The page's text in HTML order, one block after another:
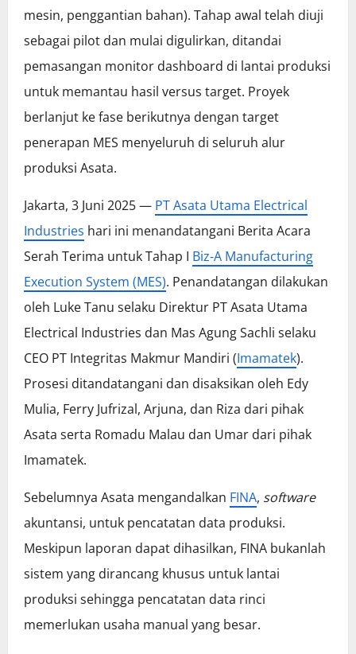
mesin, penggantian bahan). Tahap awal telah diuji
sebagai pilot dan mulai digulirkan, ditandai
pemasangan monitor dashboard di lantai produksi
untuk memantau hasil versus target. Proyek
berlanjut ke fase berikutnya dengan target
penerapan MES menyeluruh di seluruh alur
produksi Asata.
Jakarta, 3 Juni 2025 — PT Asata Utama Electrical
Industries hari ini menandatangani Berita Acara
Serah Terima untuk Tahap I Biz‑A Manufacturing
Execution System (MES). Penandatangan dilakukan
oleh Luke Tanu selaku Direktur PT Asata Utama
Electrical Industries dan Mas Agung Sachli selaku
CEO PT Integritas Makmur Mandiri (Imamatek).
Prosesi ditandatangani dan disaksikan oleh Edy
Mulia, Ferry Jufrizal, Arjuna, dan Riza dari pihak
Asata serta Romadu Malau dan Umar dari pihak
Imamatek.
Sebelumnya Asata mengandalkan FINA, software
akuntansi, untuk pencatatan data produksi.
Meskipun laporan dapat dihasilkan, FINA bukanlah
sistem yang dirancang khusus untuk lantai
produksi sehingga pencatatan data rinci
memerlukan usaha manual yang besar.